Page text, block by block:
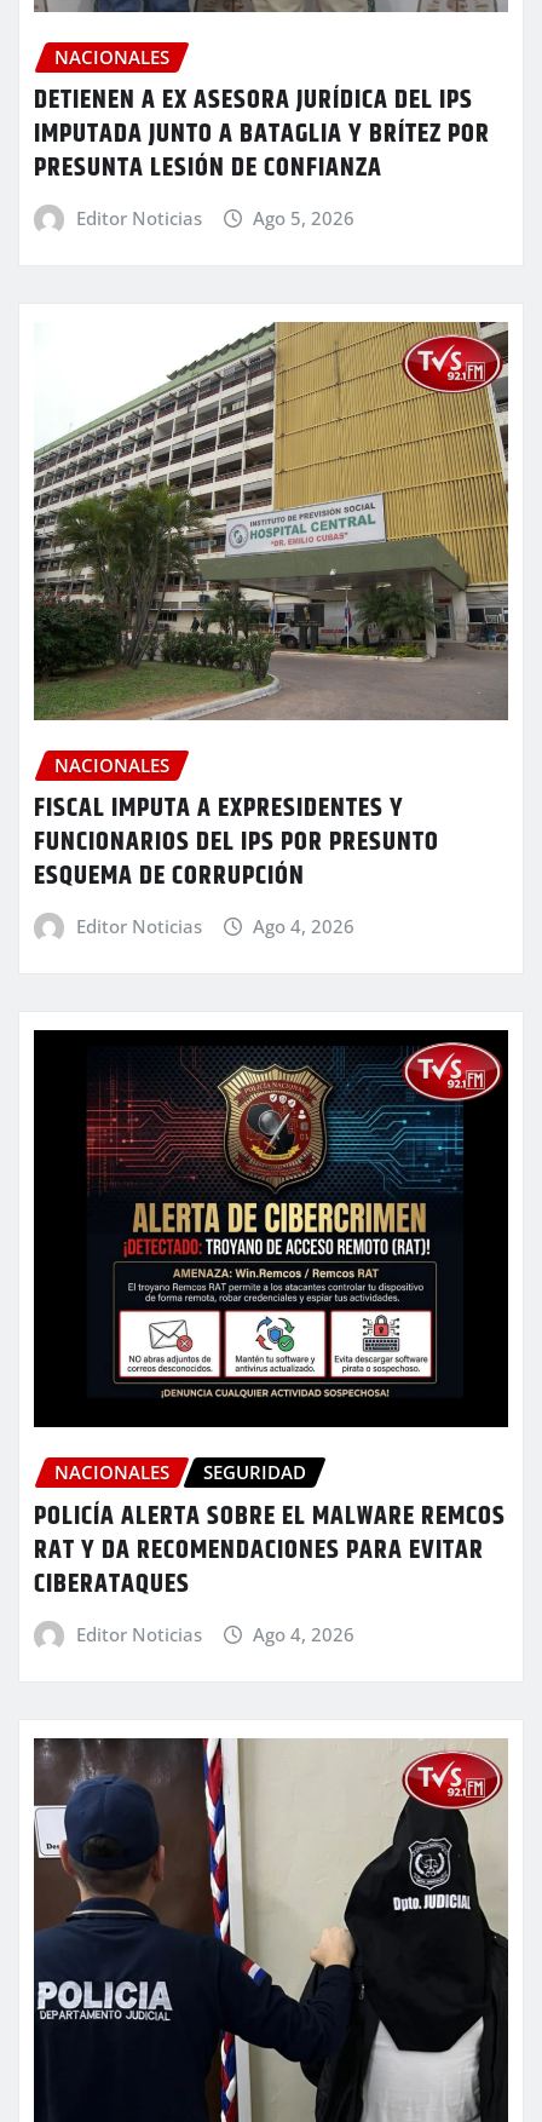
NACIONALES
DETIENEN A EX ASESORA JURÍDICA DEL IPS
IMPUTADA JUNTO A BATAGLIA Y BRÍTEZ POR
PRESUNTA LESIÓN DE CONFIANZA
Editor Noticias Ago 5, 2026
NACIONALES
FISCAL IMPUTA A EXPRESIDENTES Y
FUNCIONARIOS DEL IPS POR PRESUNTO
ESQUEMA DE CORRUPCIÓN
Editor Noticias Ago 4, 2026
NACIONALES SEGURIDAD
POLICÍA ALERTA SOBRE EL MALWARE REMCOS
RAT Y DA RECOMENDACIONES PARA EVITAR
CIBERATAQUES
Editor Noticias Ago 4, 2026